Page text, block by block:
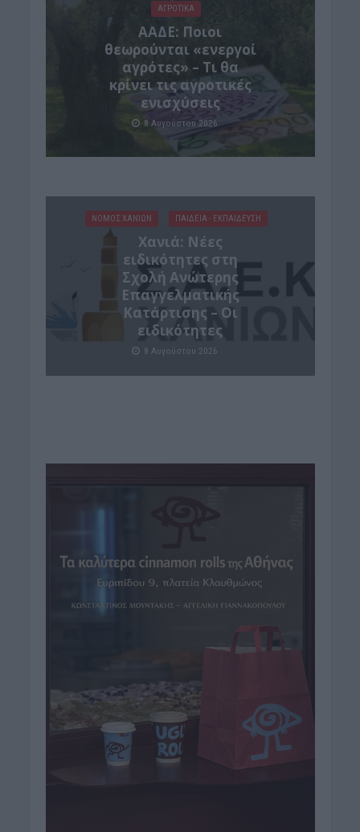
ΑΓΡΟΤΙΚΑ
ΑΑΔΕ: Ποιοι
θεωρούνται «ενεργοί
αγρότες» – Τι θα
κρίνει τις αγροτικές
ενισχύσεις
8 Αυγούστου 2026
ΝΟΜΌΣ ΧΑΝΊΩΝ ΠΑΙΔΕΙΑ - ΕΚΠΑΙΔΕΥΣΗ
Χανιά: Νέες
ειδικότητες στη
Σχολή Ανώτερης
Επαγγελματικής
Κατάρτισης – Οι
ειδικότητες
8 Αυγούστου 2026